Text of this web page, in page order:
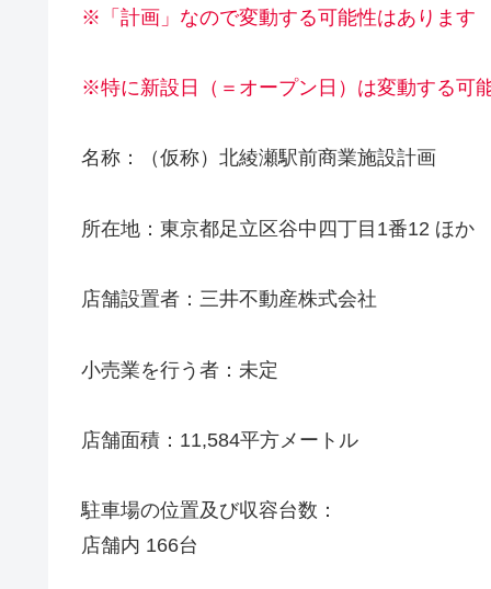
※「計画」なので変動する可能性はあります
※特に新設日（＝オープン日）は変動する可
名称：（仮称）北綾瀬駅前商業施設計画
所在地：東京都足立区谷中四丁目1番12 ほか
店舗設置者：三井不動産株式会社
小売業を行う者：未定
店舗面積：11,584平方メートル
駐車場の位置及び収容台数：
店舗内 166台